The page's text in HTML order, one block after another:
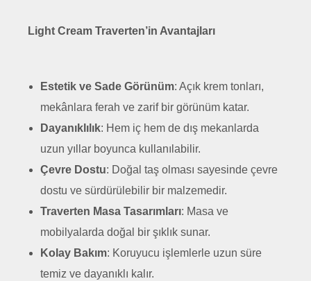
Light Cream Traverten’in Avantajları
Estetik ve Sade Görünüm: Açık krem tonları,
mekânlara ferah ve zarif bir görünüm katar.
Dayanıklılık: Hem iç hem de dış mekanlarda
uzun yıllar boyunca kullanılabilir.
Çevre Dostu: Doğal taş olması sayesinde çevre
dostu ve sürdürülebilir bir malzemedir.
Traverten Masa Tasarımları: Masa ve
mobilyalarda doğal bir şıklık sunar.
Kolay Bakım: Koruyucu işlemlerle uzun süre
temiz ve dayanıklı kalır.